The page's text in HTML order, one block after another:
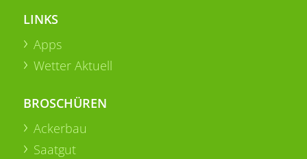
LINKS
Apps
Wetter Aktuell
BROSCHÜREN
Ackerbau
Saatgut